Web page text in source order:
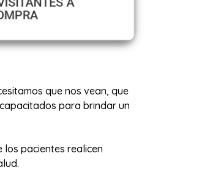
que nos vean, que
para brindar un
pacientes realicen